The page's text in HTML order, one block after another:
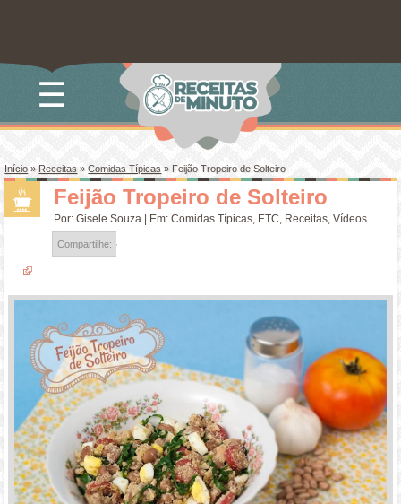
☰
Início»Receitas »Comidas Típicas » Feijão Tropeiro de Solteiro
Feijão Tropeiro de Solteiro
Por:Gisele Souza | Em:Comidas Típicas, ETC, Receitas,Vídeos
Compartilhe: